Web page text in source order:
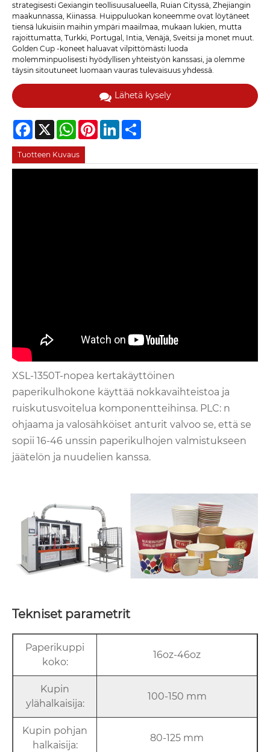
strategisesti Gexiangin teollisuusalueella, Ruian Cityssä, Zhejiangin
maakunnassa, Kiinassa. Huippuluokan koneemme ovat löytäneet
tiensä lukuisiin maihin ympäri maailmaa, mukaan lukien, mutta
rajoittumatta, Turkki, Portugal, Intia, Venäjä, Sveitsi ja monet muut.
Golden Cup -koneet haluavat vilpittömästi luoda
molemminpuolisesti hyödyllisen yhteistyön kanssasi, ja olemme
täysin sitoutuneet luomaan vauras tulevaisuus yhdessä.
Lähetä kysely
Facebook
X WhatsAppPinterestLinkedIn
Tuotteen Kuvaus
XSL-1350T-nopea kertakäyttöinen
paperikulhokone käyttää nokkavaihteistoa ja
ruiskutusvoitelua komponentteihinsa. PLC: n
ohjaama ja valosähköiset anturit valvoo se, että se
sopii 16-46 unssin paperikulhojen valmistukseen
jäätelön ja nuudelien kanssa.
Tekniset parametrit
Paperikuppi
koko:
16oz-46oz
Kupin
ylähalkaisija:
100-150 mm
Kupin pohjan
halkaisija:
80-125 mm